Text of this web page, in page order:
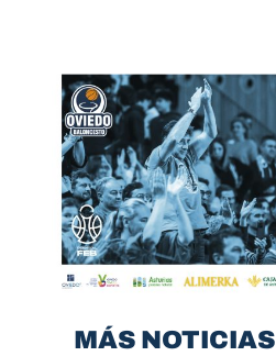
MÁS NOTICIAS